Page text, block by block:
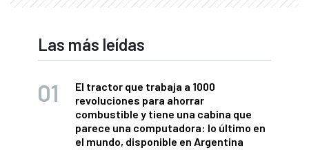
Las más leídas
El tractor que trabaja a 1000
revoluciones para ahorrar
combustible y tiene una cabina que
parece una computadora: lo último en
el mundo, disponible en Argentina